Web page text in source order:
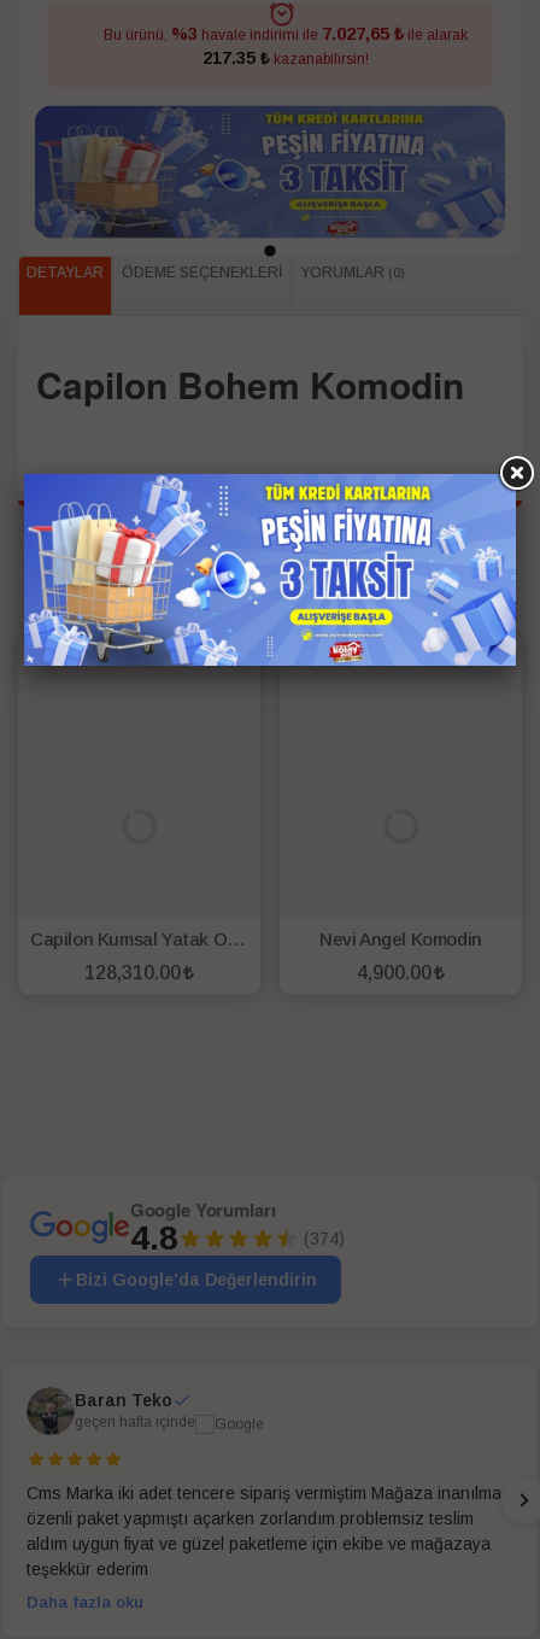
Bu ürünü, %3 havale indirimi ile 7.027,65 ₺ile alarak
217.35 ₺kazanabilirsin!
DETAYLAR ÖDEME SEÇENEKLERI YORUMLAR (0)
Capilon Bohem Komodin
İlgili Ürünler
Capilon Kumsal Yatak Odası (D.+Ş+Ay+Puf+2 Kom.+Bazalı Kar.+Başlık)
128,310.00
Nevi Angel Komodin
4,900.00
Google Yorumları
4.8 (374)
Bizi Google'da Değerlendirin
Baran Teko
geçen hafta içinde
Cms Marka iki adet tencere sipariş vermiştim Mağaza inanılmaz
özenli paket yapmıştı açarken zorlandım problemsiz teslim
aldım uygun fiyat ve güzel paketleme için ekibe ve mağazaya
teşekkür ederim
Daha fazla oku